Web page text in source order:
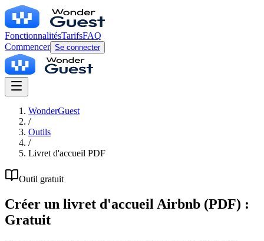
FonctionnalitésTarifsFAQ
Commencer Se connecter
WonderGuest
/
Outils
/
Livret d'accueil PDF
Outil gratuit
Créer un livret d'accueil Airbnb (PDF) :
Gratuit